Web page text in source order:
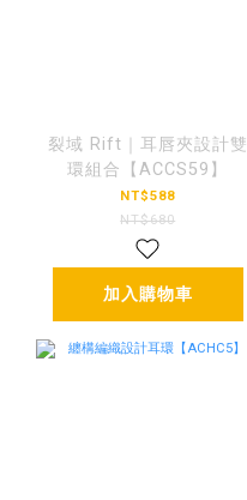
裂域 Rift｜耳唇夾設計雙
環組合【ACCS59】
NT$588
NT$680
加入購物車